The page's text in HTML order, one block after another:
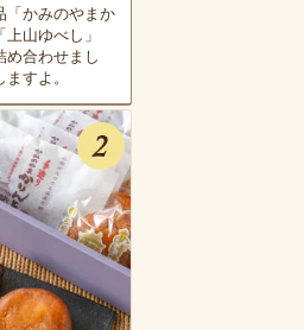
「かみのやまか
山ゆべし」
め合わせまし
すよ。